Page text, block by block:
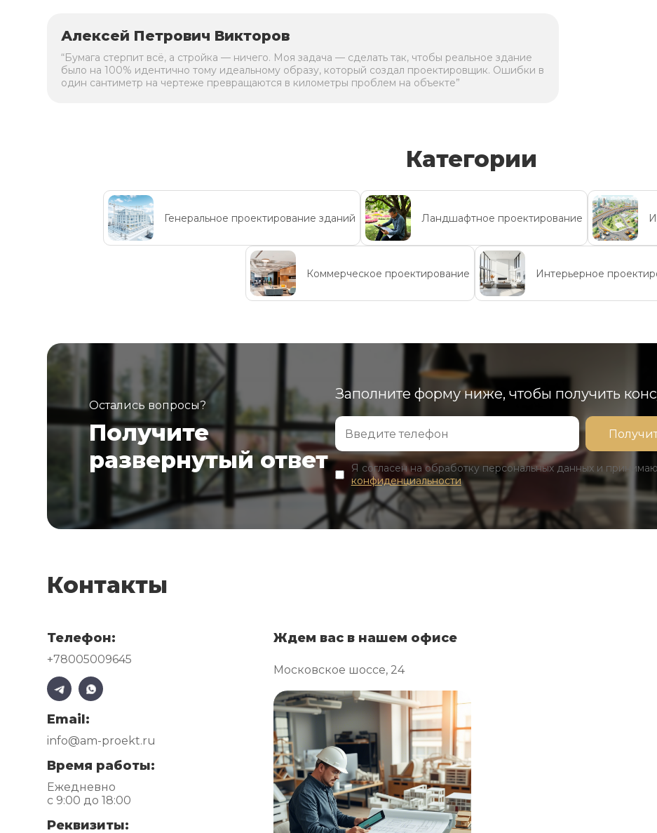
Алексей Петрович Викторов
“Бумага стерпит всё, а стройка — ничего. Моя задача — сделать так, чтобы реальное здание
было на 100% идентично тому идеальному образу, который создал проектировщик. Ошибки в
один сантиметр на чертеже превращаются в километры проблем на объекте”
Категории
Генеральное проектирование зданий Ландшафтное проектирование
Коммерческое проектирование Интерьерное
Остались вопросы?
Получите
развернутый ответ
Заполните форму ниже, чтобы получить
Я согласен на обработку персональных данных и
конфиденциальности
Контакты
Телефон:
+78005009645
Email:
info@am-proekt.ru
Время работы:
Ежедневно
с 9:00 до 18:00
Реквизиты:
Ждем вас в нашем офисе
Московское шоссе, 24